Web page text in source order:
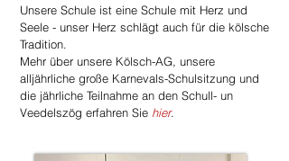
Unsere Schule ist eine Schule mit Herz und
Seele - unser Herz schlägt auch für die kölsche
Tradition.
Mehr über unsere Kölsch-AG, unsere
alljährliche große Karnevals-Schulsitzung und
die jährliche Teilnahme an den Schull- un
Veedelszög erfahren Sie hier.